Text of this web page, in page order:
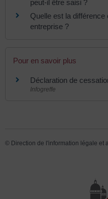
peut-il être saisi ?
Quelle est la
entreprise ?
Pour en savoir plus
Déclaration de
Infogreffe
© Direction de l'information légale et